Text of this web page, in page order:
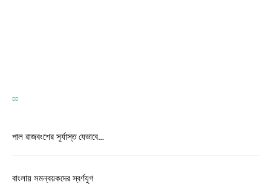
পাল রাজবংশের সূর্যাস্ত যেভাবে…
বাংলায় সমন্বয়কদের স্বর্ণযুগ